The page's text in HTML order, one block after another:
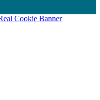
Cookie Banner